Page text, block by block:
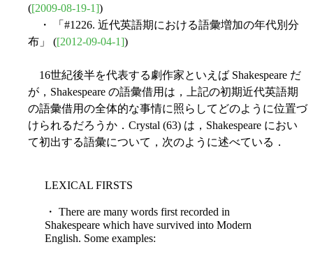
([2009-08-19-1])
・ 「#1226. 近代英語期における語彙増加の年代別分
布」 ([2012-09-04-1])
16世紀後半を代表する劇作家といえば Shakespeare だ
が，Shakespeare の語彙借用は，上記の初期近代英語期
の語彙借用の全体的な事情に照らしてどのように位置づ
けられるだろうか．Crystal (63) は，Shakespeare におい
て初出する語彙について，次のように述べている．
LEXICAL FIRSTS
・ There are many words first recorded in
Shakespeare which have survived into Modern
English. Some examples: